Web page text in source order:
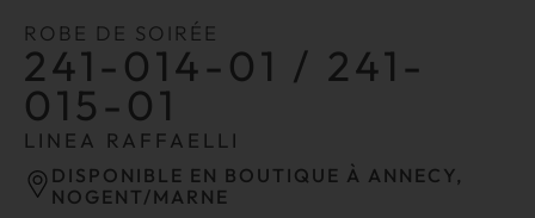
ROBE DE SOIRÉE
241-014-01 / 241-
015-01
LINEA RAFFAELLI
DISPONIBLE EN BOUTIQUE À ANNECY,
NOGENT/MARNE